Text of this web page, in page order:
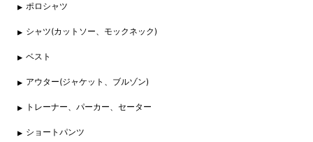
ポロシャツ
シャツ(カットソー、モックネック)
ベスト
アウター(ジャケット、ブルゾン)
トレーナー、パーカー、セーター
ショートパンツ